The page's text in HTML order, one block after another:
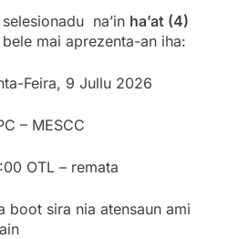
na’in ha’at (4)
bele mai aprezenta-an iha:
9 Jullu 2026
MESCC
– remata
boot sira nia atensaun ami